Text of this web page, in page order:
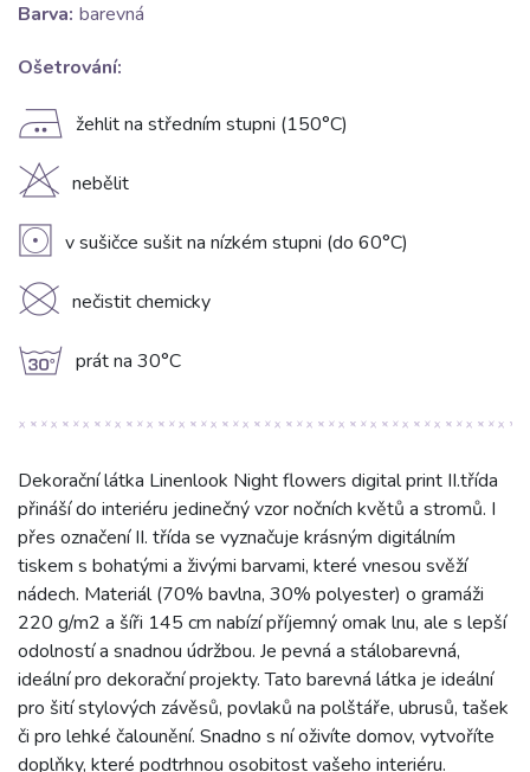
Barva: barevná
Ošetrování:
E žehlit na středním stupni (150°C)
H nebělit
V v sušičce sušit na nízkém stupni (do 60°C)
K nečistit chemicky
g prát na 30°C
Dekorační látka Linenlook Night flowers digital print II.třída
přináší do interiéru jedinečný vzor nočních květů a stromů. I
přes označení II. třída se vyznačuje krásným digitálním
tiskem s bohatými a živými barvami, které vnesou svěží
nádech. Materiál (70% bavlna, 30% polyester) o gramáži
220 g/m2 a šíři 145 cm nabízí příjemný omak lnu, ale s lepší
odolností a snadnou údržbou. Je pevná a stálobarevná,
ideální pro dekorační projekty. Tato barevná látka je ideální
pro šití stylových závěsů, povlaků na polštáře, ubrusů, tašek
či pro lehké čalounění. Snadno s ní oživíte domov, vytvoříte
doplňky, které podtrhnou osobitost vašeho interiéru.